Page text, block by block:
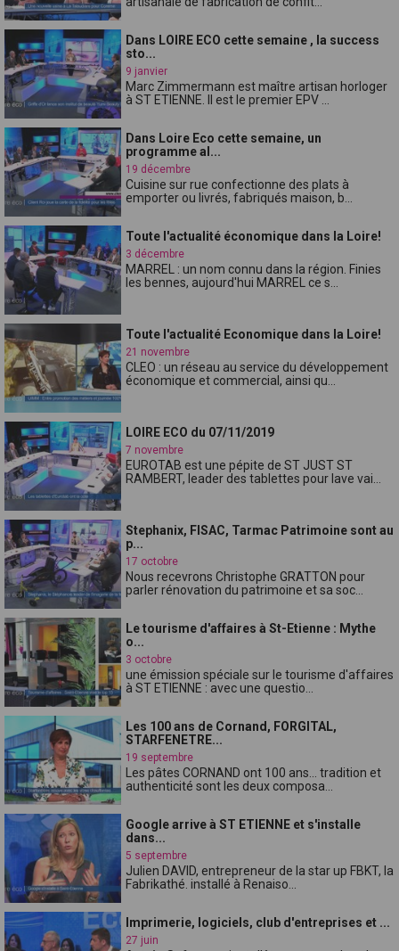
Dans LOIRE ECO cette semaine , la success
sto...
9 janvier
Marc Zimmermann est maître artisan horloger
à ST ETIENNE. Il est le premier EPV ...
Dans Loire Eco cette semaine, un
programme al...
19 décembre
Cuisine sur rue confectionne des plats à
emporter ou livrés, fabriqués maison, b...
Toute l'actualité économique dans la Loire!
3 décembre
MARREL : un nom connu dans la région. Finies
les bennes, aujourd'hui MARREL ce s...
Toute l'actualité Economique dans la Loire!
21 novembre
CLEO : un réseau au service du développement
économique et commercial, ainsi qu...
LOIRE ECO du 07/11/2019
7 novembre
EUROTAB est une pépite de ST JUST ST
RAMBERT, leader des tablettes pour lave vai...
Stephanix, FISAC, Tarmac Patrimoine sont au
p...
17 octobre
Nous recevrons Christophe GRATTON pour
parler rénovation du patrimoine et sa soc...
Le tourisme d'affaires à St-Etienne : Mythe
o...
3 octobre
une émission spéciale sur le tourisme d'affaires
à ST ETIENNE : avec une questio...
Les 100 ans de Cornand, FORGITAL,
STARFENETRE...
19 septembre
Les pâtes CORNAND ont 100 ans... tradition et
authenticité sont les deux composa...
Google arrive à ST ETIENNE et s'installe
dans...
5 septembre
Julien DAVID, entrepreneur de la star up FBKT, la
Fabrikathé. installé à Renaiso...
Imprimerie, logiciels, club d'entreprises et ...
27 juin